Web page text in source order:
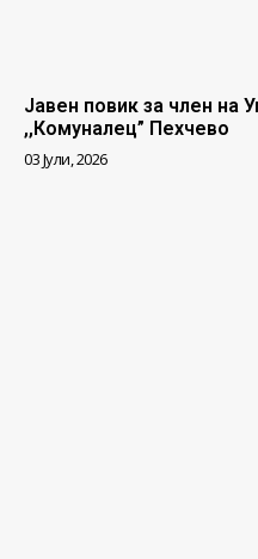
Јавен повик за член на
,,Комуналец” Пехчево
03 Јули, 2026